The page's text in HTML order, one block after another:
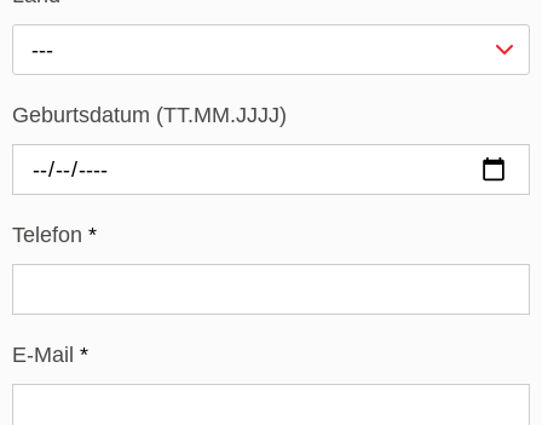
---
Geburtsdatum (TT.MM.JJJJ)
Telefon *
E-Mail *